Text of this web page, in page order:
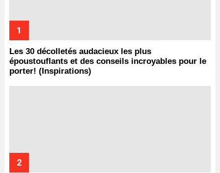
Les 30 décolletés audacieux les plus
époustouflants et des conseils incroyables pour le
porter! (Inspirations)